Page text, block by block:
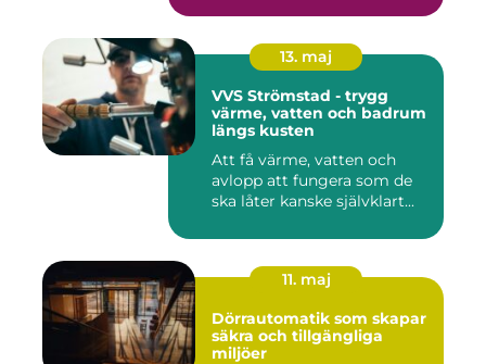
13. maj
VVS Strömstad - trygg
värme, vatten och badrum
längs kusten
Att få värme, vatten och
avlopp att fungera som de
ska låter kanske självklart...
11. maj
Dörrautomatik som skapar
säkra och tillgängliga
miljöer